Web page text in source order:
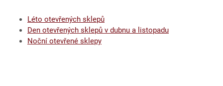
Léto otevřených sklepů
Den otevřených sklepů v dubnu a listopadu
Noční otevřené sklepy